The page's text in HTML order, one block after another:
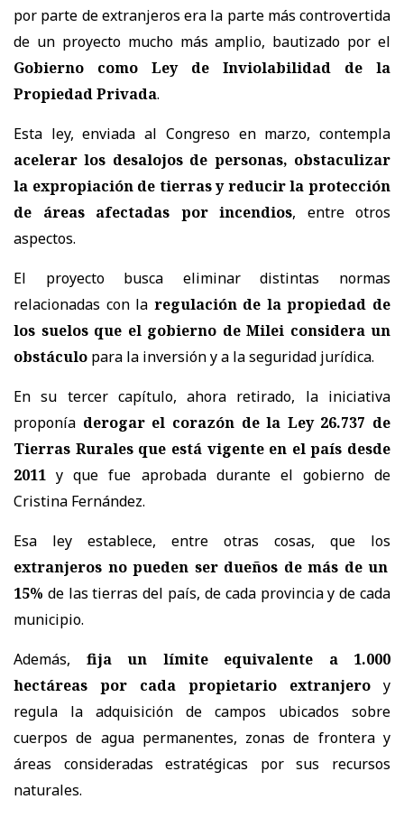
por parte de extranjeros era la parte más controvertida
de un proyecto mucho más amplio, bautizado por el
Gobierno como Ley de Inviolabilidad de la
Propiedad Privada.
Esta ley, enviada al Congreso en marzo, contempla
acelerar los desalojos de personas, obstaculizar
la expropiación de tierras y reducir la protección
de áreas afectadas por incendios, entre otros
aspectos.
El proyecto busca eliminar distintas normas
relacionadas con la regulación de la propiedad de
los suelos que el gobierno de Milei considera un
obstáculo para la inversión y a la seguridad jurídica.
En su tercer capítulo, ahora retirado, la iniciativa
proponía derogar el corazón de la Ley 26.737 de
Tierras Rurales que está vigente en el país desde
2011 y que fue aprobada durante el gobierno de
Cristina Fernández.
Esa ley establece, entre otras cosas, que los
extranjeros no pueden ser dueños de más de un
15% de las tierras del país, de cada provincia y de cada
municipio.
Además, fija un límite equivalente a 1.000
hectáreas por cada propietario extranjero y
regula la adquisición de campos ubicados sobre
cuerpos de agua permanentes, zonas de frontera y
áreas consideradas estratégicas por sus recursos
naturales.